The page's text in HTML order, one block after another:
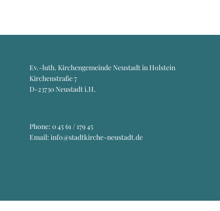
Ev.-luth. Kirchengemeinde Neustadt in Holstein
Kirchenstraße 7
D-23730 Neustadt i.H.
Phone: 0 45 61 / 179 45
Email: info@stadtkirche-neustadt.de